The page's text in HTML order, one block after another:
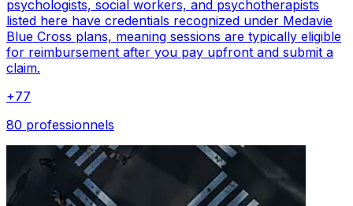
psychologists, social workers, and psychotherapists
listed here have credentials recognized under Medavie
Blue Cross plans, meaning sessions are typically eligible
for reimbursement after you pay upfront and submit a
claim.
+77
80 professionnels